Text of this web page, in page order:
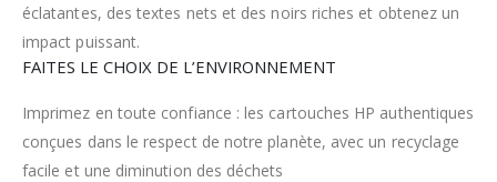
éclatantes, des textes nets et des noirs riches et obtenez un
impact puissant.
FAITES LE CHOIX DE L’ENVIRONNEMENT
Imprimez en toute confiance : les cartouches HP authentiques
conçues dans le respect de notre planète, avec un recyclage
facile et une diminution des déchets